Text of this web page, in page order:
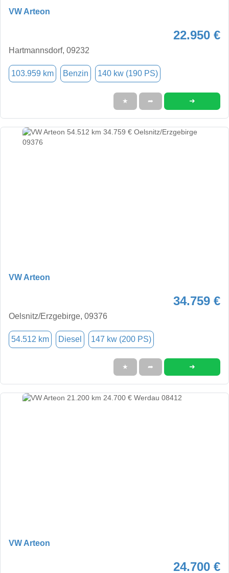
VW Arteon
22.950 €
Hartmannsdorf, 09232
103.959 km Benzin 140 kw (190 PS)
★ ➦ ➜
VW Arteon
34.759 €
Oelsnitz/Erzgebirge, 09376
54.512 km Diesel 147 kw (200 PS)
★ ➦ ➜
VW Arteon
24.700 €